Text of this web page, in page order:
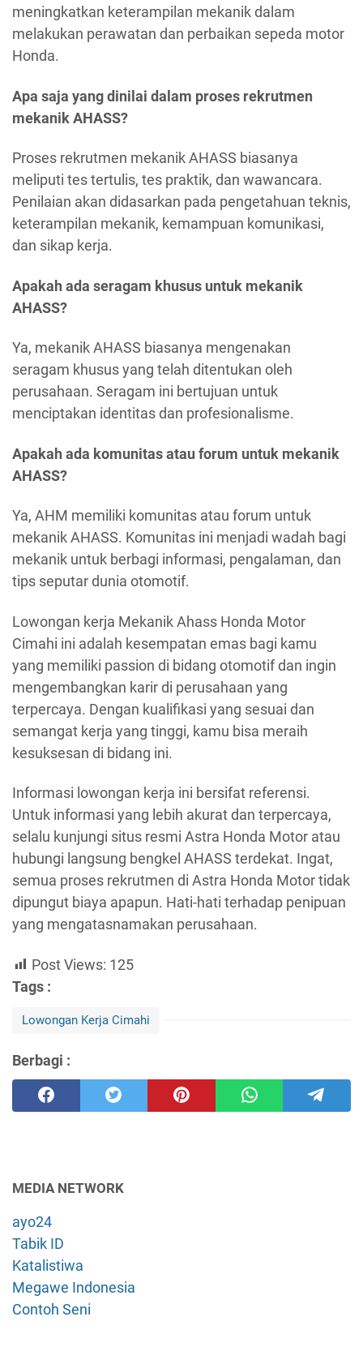
meningkatkan keterampilan mekanik dalam
melakukan perawatan dan perbaikan sepeda motor
Honda.
Apa saja yang dinilai dalam proses rekrutmen
mekanik AHASS?
Proses rekrutmen mekanik AHASS biasanya
meliputi tes tertulis, tes praktik, dan wawancara.
Penilaian akan didasarkan pada pengetahuan teknis,
keterampilan mekanik, kemampuan komunikasi,
dan sikap kerja.
Apakah ada seragam khusus untuk mekanik
AHASS?
Ya, mekanik AHASS biasanya mengenakan
seragam khusus yang telah ditentukan oleh
perusahaan. Seragam ini bertujuan untuk
menciptakan identitas dan profesionalisme.
Apakah ada komunitas atau forum untuk mekanik
AHASS?
Ya, AHM memiliki komunitas atau forum untuk
mekanik AHASS. Komunitas ini menjadi wadah bagi
mekanik untuk berbagi informasi, pengalaman, dan
tips seputar dunia otomotif.
Lowongan kerja Mekanik Ahass Honda Motor
Cimahi ini adalah kesempatan emas bagi kamu
yang memiliki passion di bidang otomotif dan ingin
mengembangkan karir di perusahaan yang
terpercaya. Dengan kualifikasi yang sesuai dan
semangat kerja yang tinggi, kamu bisa meraih
kesuksesan di bidang ini.
Informasi lowongan kerja ini bersifat referensi.
Untuk informasi yang lebih akurat dan terpercaya,
selalu kunjungi situs resmi Astra Honda Motor atau
hubungi langsung bengkel AHASS terdekat. Ingat,
semua proses rekrutmen di Astra Honda Motor tidak
dipungut biaya apapun. Hati-hati terhadap penipuan
yang mengatasnamakan perusahaan.
Post Views: 125
Tags :
Lowongan Kerja Cimahi
Berbagi :
MEDIA NETWORK
ayo24
Tabik ID
Katalistiwa
Megawe Indonesia
Contoh Seni